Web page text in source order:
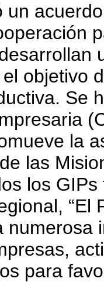
un
objetivo
Se
la
las
los
“El
numerosa
para